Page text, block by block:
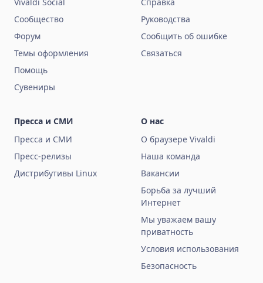
Сообщество
Форум
Темы оформления
Помощь
Сувениры
Руководства
Сообщить об ошибке
Связаться
Пресса и СМИ
Пресса и СМИ
Пресс-релизы
Дистрибутивы Linux
О нас
О браузере Vivaldi
Наша команда
Вакансии
Борьба за лучший
Интернет
Мы уважаем вашу
приватность
Условия использования
Безопасность